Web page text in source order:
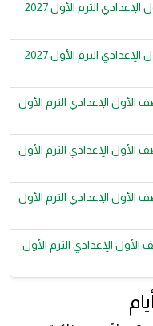
تحميل كتاب الامتحان لغة عربية الصف الأول الإعدادي الترم الأول 2027
تحميل كتاب الامتحان لغة عربية الصف الأول الإعدادي الترم الأول 2027
الأول الإعدادي الترم الأول
الأول الإعدادي الترم الأول
الأول الإعدادي الترم الأول
الإعدادي الترم الأول